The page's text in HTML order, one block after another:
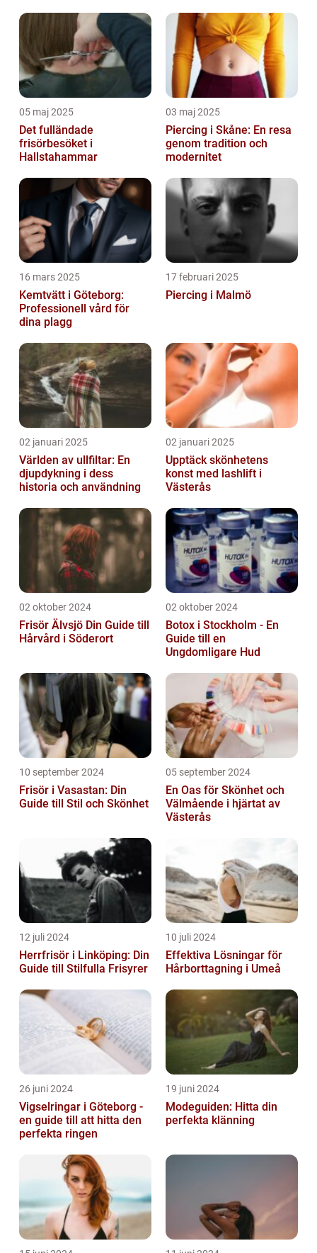
05 maj 2025
Det fulländade
frisörbesöket i
Hallstahammar
03 maj 2025
Piercing i Skåne: En resa
genom tradition och
modernitet
16 mars 2025
Kemtvätt i Göteborg:
Professionell vård för
dina plagg
17 februari 2025
Piercing i Malmö
02 januari 2025
Världen av ullfiltar: En
djupdykning i dess
historia och användning
02 januari 2025
Upptäck skönhetens
konst med lashlift i
Västerås
02 oktober 2024
Frisör Älvsjö Din Guide till
Hårvård i Söderort
02 oktober 2024
Botox i Stockholm - En
Guide till en
Ungdomligare Hud
10 september 2024
Frisör i Vasastan: Din
Guide till Stil och Skönhet
05 september 2024
En Oas för Skönhet och
Välmående i hjärtat av
Västerås
12 juli 2024
Herrfrisör i Linköping: Din
Guide till Stilfulla Frisyrer
10 juli 2024
Effektiva Lösningar för
Hårborttagning i Umeå
26 juni 2024
Vigselringar i Göteborg -
en guide till att hitta den
perfekta ringen
19 juni 2024
Modeguiden: Hitta din
perfekta klänning